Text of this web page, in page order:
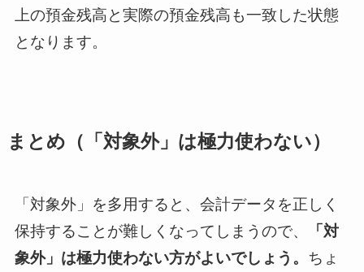
上の預金残高と実際の預金残高も一致した状態
となります。
まとめ（「対象外」は極力使わない）
「対象外」を多用すると、会計データを正しく
保持することが難しくなってしまうので、
「対
象外」は極力使わない方がよいでしょう。 ちょ